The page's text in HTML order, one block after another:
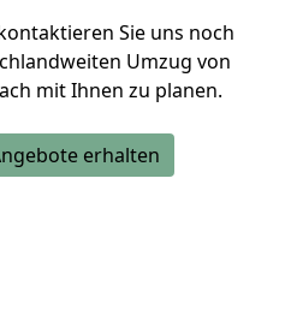
Sie uns noch
Umzug von
mit Ihnen zu planen.
erhalten